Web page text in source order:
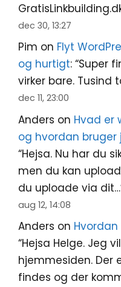
dec 30, 13:27
Pim on Flyt
og hurtigt: “Super
virker bare. Tusind
dec 11, 23:00
Anders on Hvad er
og hvordan bruger
“Hejsa. Nu har du
men du kan
du uploade via dit…
aug 12, 14:08
Anders on
“Hejsa Helge. Jeg
hjemmesiden. Der
findes og der